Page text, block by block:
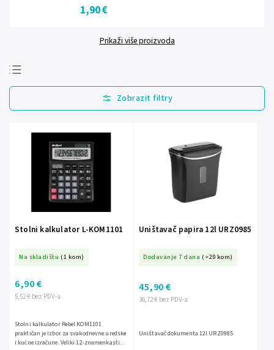
1,90 €
Prikaži više proizvoda
Najprodavanije
Najjeftinije
Abecedno
Stolni kalkulator L-KOM1101
Na skladištu (1 kom)
5,52 € bez PDV-a
6,90 €
Stolni kalkulator Rebel KOM1101
praktičan je izbor za svakodnevne uredske
i kućne izračune. Veliki 12-znamenkasti
Uništavač papira 12l URZ0985
Dodavanje 7 dana (>20 kom)
36,72 € bez PDV-a
45,90 €
Uništavač dokumenta 12l URZ0985